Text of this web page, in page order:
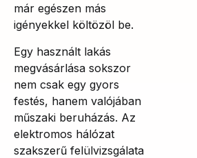
már egészen más
igényekkel költözöl be.
Egy használt lakás
megvásárlása sokszor
nem csak egy gyors
festés, hanem valójában
műszaki beruházás. Az
elektromos hálózat
szakszerű felülvizsgálata